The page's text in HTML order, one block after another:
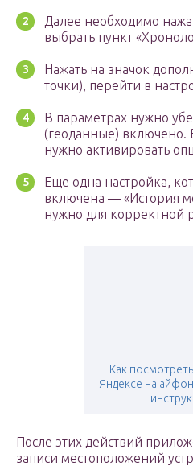
Далее необходимо
выбрать пункт
Нажать на значок
точки), перейти в
В параметрах нужно
(геоданные) включено.
нужно активировать
Еще одна настройка,
включена — «История
нужно для корректной
Как
Яндексе на
После этих действий
записи местоположений